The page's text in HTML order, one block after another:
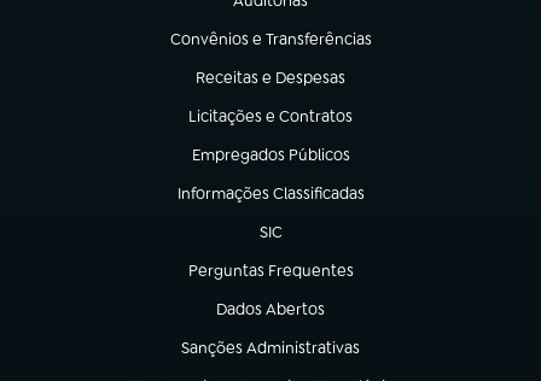
(abre em nova aba)
Convênios e Transferências
(abre em nova aba)
Receitas e Despesas
(abre em nova aba)
Licitações e Contratos
(abre em nova aba)
Empregados Públicos
(abre em nova aba)
Informações Classificadas
(abre em nova aba)
SIC
(abre em nova aba)
Perguntas Frequentes
(abre em nova aba)
Dados Abertos
(abre em nova aba)
Sanções Administrativas
(abre em nova aba)